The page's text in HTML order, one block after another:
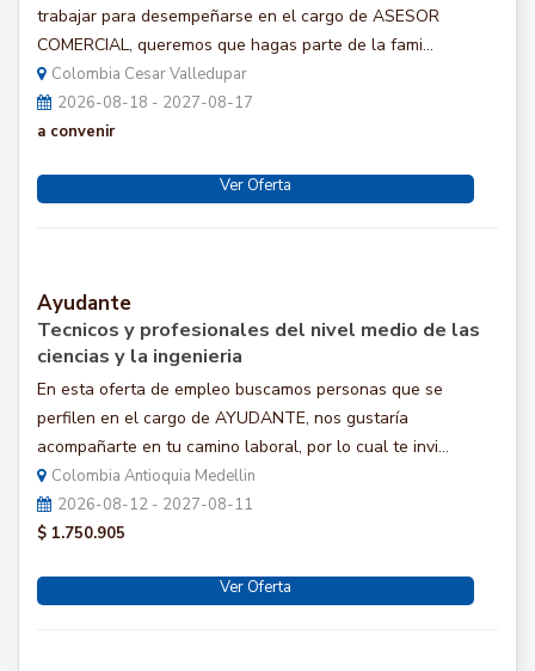
trabajar para desempeñarse en el cargo de ASESOR
COMERCIAL, queremos que hagas parte de la fami...
Colombia Cesar Valledupar
2026-08-18 - 2027-08-17
a convenir
Ver Oferta
Ayudante
Tecnicos y profesionales del nivel medio de las
ciencias y la ingenieria
En esta oferta de empleo buscamos personas que se
perfilen en el cargo de AYUDANTE, nos gustaría
acompañarte en tu camino laboral, por lo cual te invi...
Colombia Antioquia Medellin
2026-08-12 - 2027-08-11
$ 1.750.905
Ver Oferta